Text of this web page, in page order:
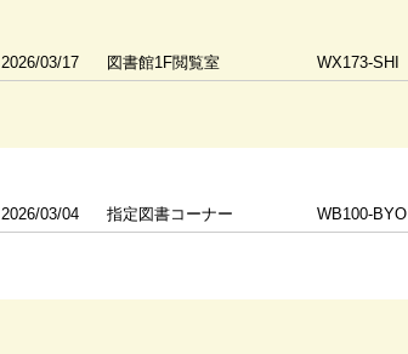
2026/03/17 図書館1F閲覧室 WX173-SHI
2026/03/04 指定図書コーナー WB100-BYO